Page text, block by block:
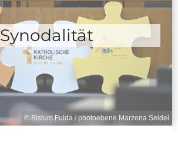
Synodalität
© Bistum Fulda / photoebene Marzena Seidel